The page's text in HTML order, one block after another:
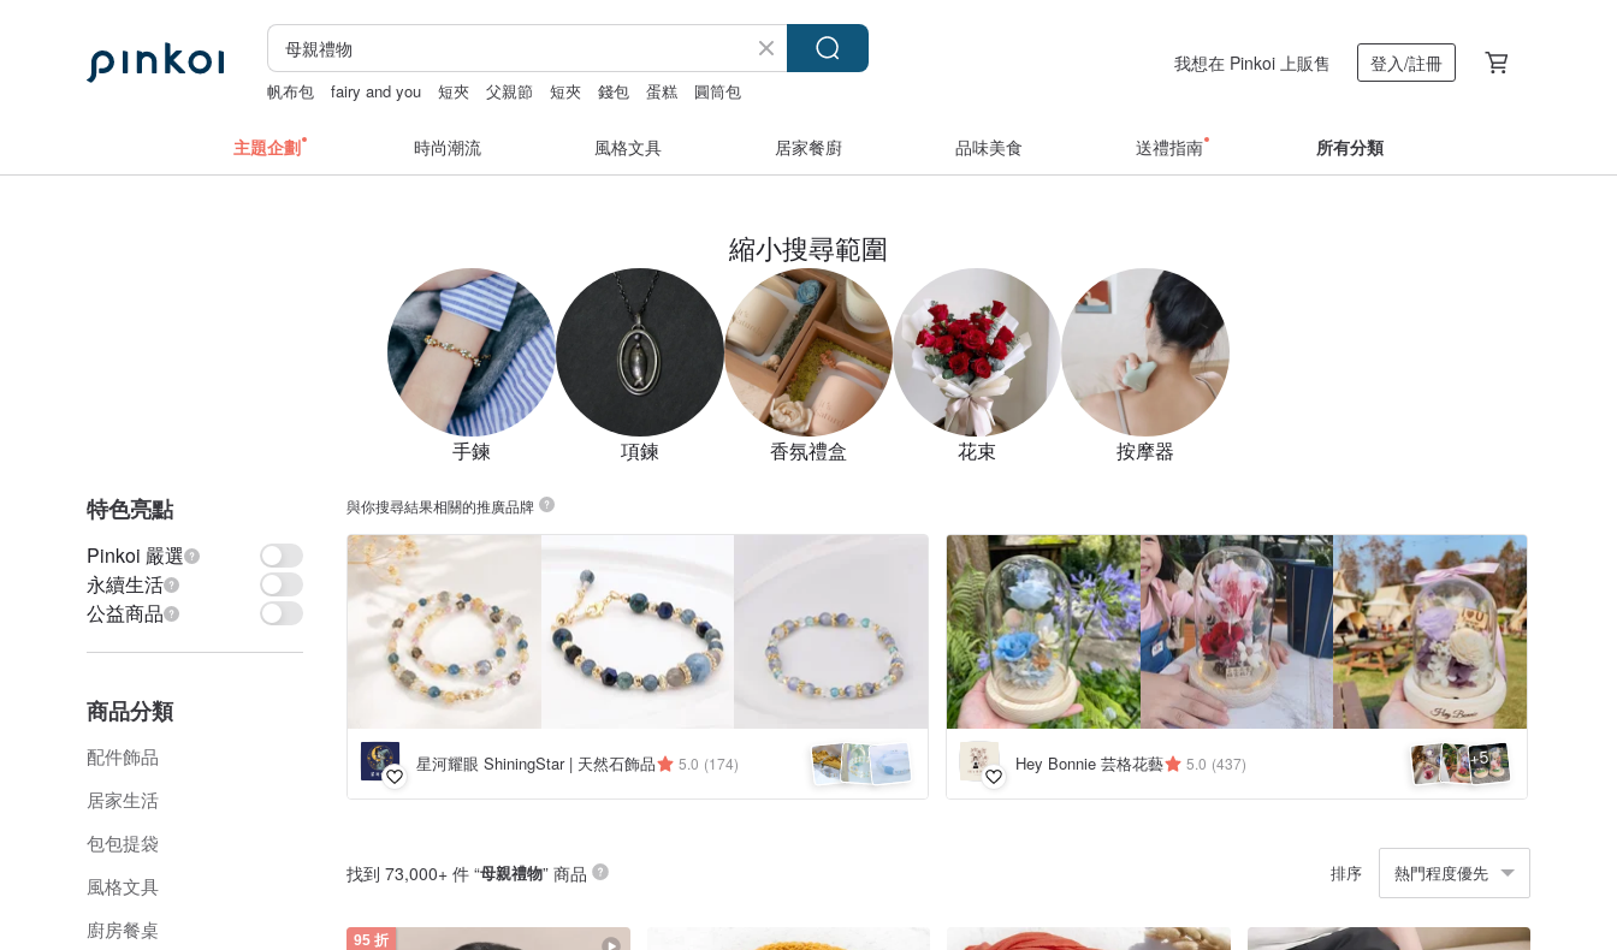
帆布包 fairy and you 短夾 父親節 短夾 錢包 蛋糕 圓筒包
我想在 Pinkoi 上販售 登入/註冊
主題企劃 時尚潮流 風格文具 居家餐廚 品味美食 送禮指南 所有分類
縮小搜尋範圍
手鍊 項鍊 香氛禮盒 花束 按摩器
特色亮點
Pinkoi 嚴選
永續生活
公益商品
商品分類
配件飾品
居家生活
包包提袋
風格文具
廚房餐桌
與你搜尋結果相關的推廣品牌
星河耀眼 ShiningStar | 天然石飾品 5.0 (174) Hey Bonnie 芸格花藝 5.0 (437) +5
找到 73,000+ 件 “母親禮物” 商品 排序 熱門程度優先
95 折